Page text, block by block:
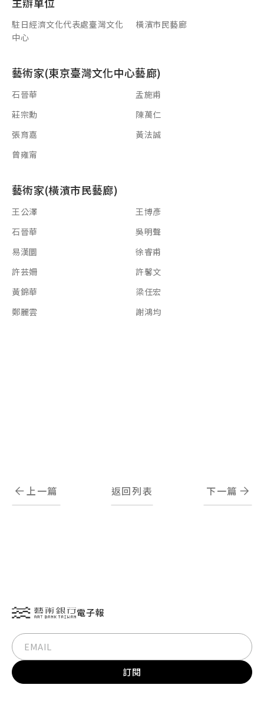
駐日經濟文化代表處臺灣文化
中心
橫濱市民藝廊
藝術家(東京臺灣文化中心藝廊)
石晉華
盂施甫
莊宗勳
陳萬仁
張育嘉
黃法誠
曾雍甯
藝術家(橫濱市民藝廊)
王公澤
王博彥
石晉華
吳明聲
易漢圜
徐睿甫
許芸姍
許馨文
黃錦華
梁任宏
鄭麗雲
謝鴻均
上一篇 返回列表 下一篇
電子報
訂閱